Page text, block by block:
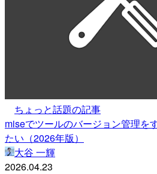
ちょっと話題の記事
miseでツールのバージョン管理を
たい（2026年版）
大谷 一輝
2026.04.23